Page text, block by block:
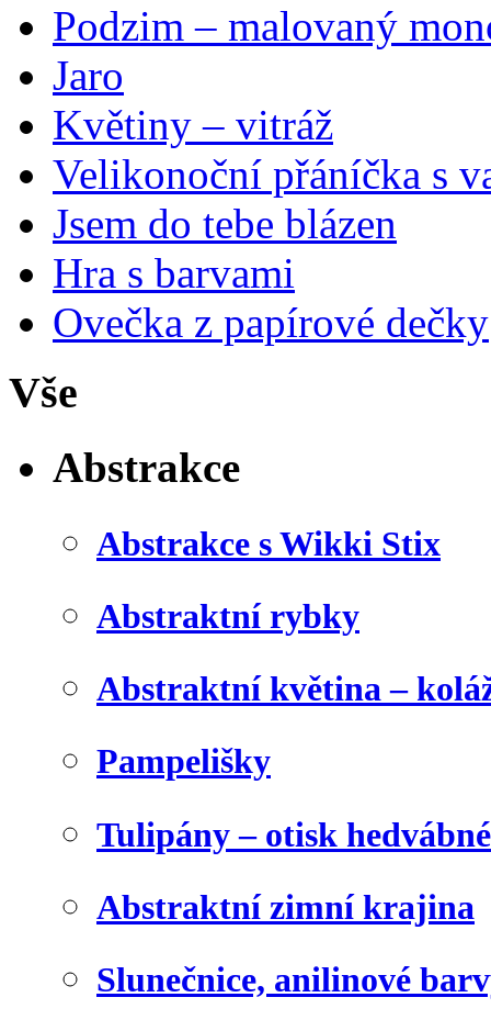
Podzim – malovaný
Jaro
Květiny – vitráž
Velikonoční přáníčka s
Jsem do tebe blázen
Hra s barvami
Ovečka z papírové dečky
Vše
Abstrakce
Abstrakce s Wikki Stix
Abstraktní rybky
Abstraktní květina –
Pampelišky
Tulipány – otisk
Abstraktní zimní krajina
Slunečnice, anilinové